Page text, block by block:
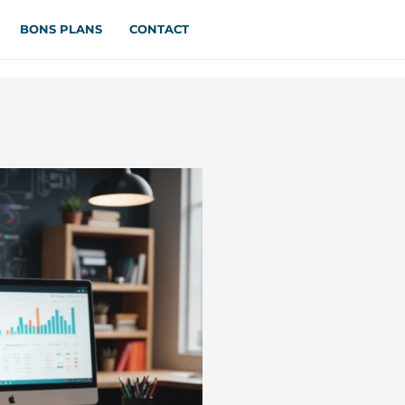
BONS PLANS CONTACT